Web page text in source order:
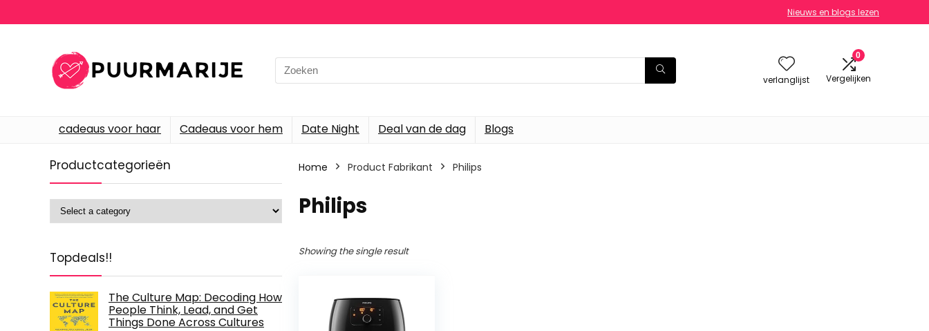
Nieuws en blogs lezen
Search
for:
verlanglijst
0
Vergelijken
cadeaus voor haar Cadeaus voor hem Date Night Deal van de dag Blogs
Productcategorieën
Topdeals!!
The Culture Map: Decoding How
People Think, Lead, and Get
Things Done Across Cultures
Home Product Fabrikant ‎Philips
‎Philips
Showing the single result